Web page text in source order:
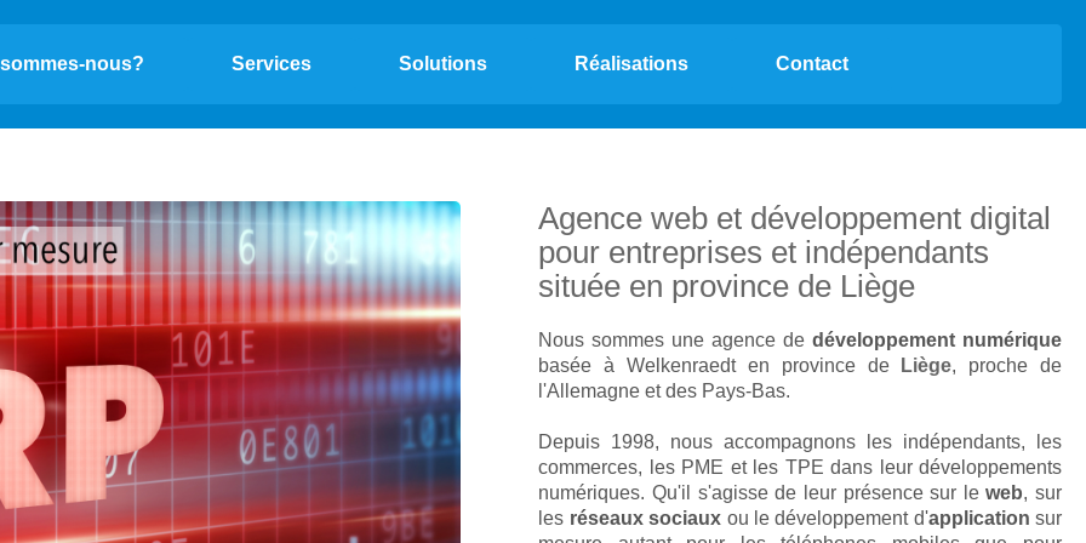
nous? Services Solutions Réalisations Contact
Agence web et développement digital
pour entreprises et indépendants
située en province de Liège
Nous sommes une agence dedéveloppement numérique
basée à Welkenraedt en province de
Liège, proche de
l'Allemagne et des Pays-Bas.
Depuis 1998, nous accompagnons les indépendants, les
commerces, les PME et les TPE dans leur développements
numériques. Qu'il s'agisse de leur présence sur leweb, sur
les réseaux sociaux ou le développement d'application sur